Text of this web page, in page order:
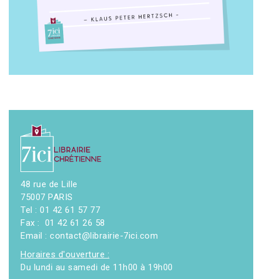
48 rue de Lille
75007 PARIS
Tel : 01 42 61 57 77
Fax : 01 42 61 26 58
Email : contact@librairie-7ici.com
Horaires d'ouverture :
Du lundi au samedi de 11h00 à 19h00